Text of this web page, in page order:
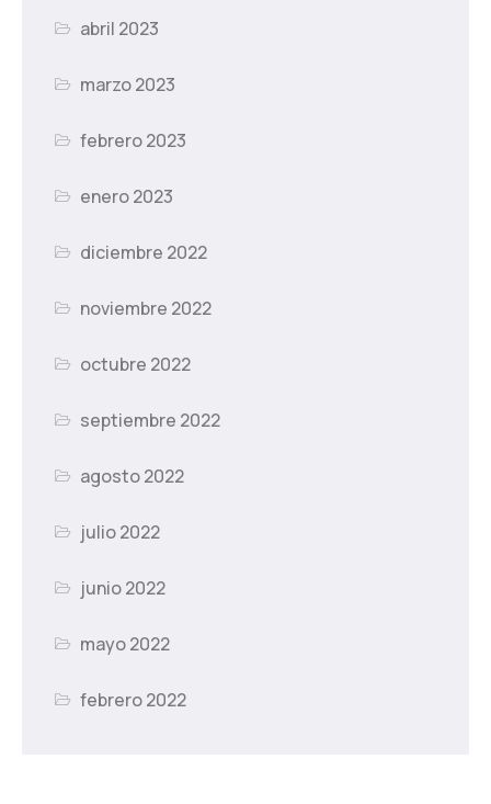
abril 2023
marzo 2023
febrero 2023
enero 2023
diciembre 2022
noviembre 2022
octubre 2022
septiembre 2022
agosto 2022
julio 2022
junio 2022
mayo 2022
febrero 2022